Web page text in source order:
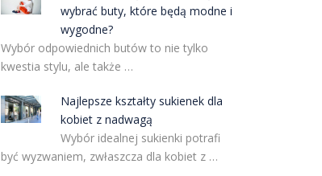
wybrać buty, które będą modne i
wygodne?
Wybór odpowiednich butów to nie tylko
kwestia stylu, ale także …
Najlepsze kształty sukienek dla
kobiet z nadwagą
Wybór idealnej sukienki potrafi
być wyzwaniem, zwłaszcza dla kobiet z …